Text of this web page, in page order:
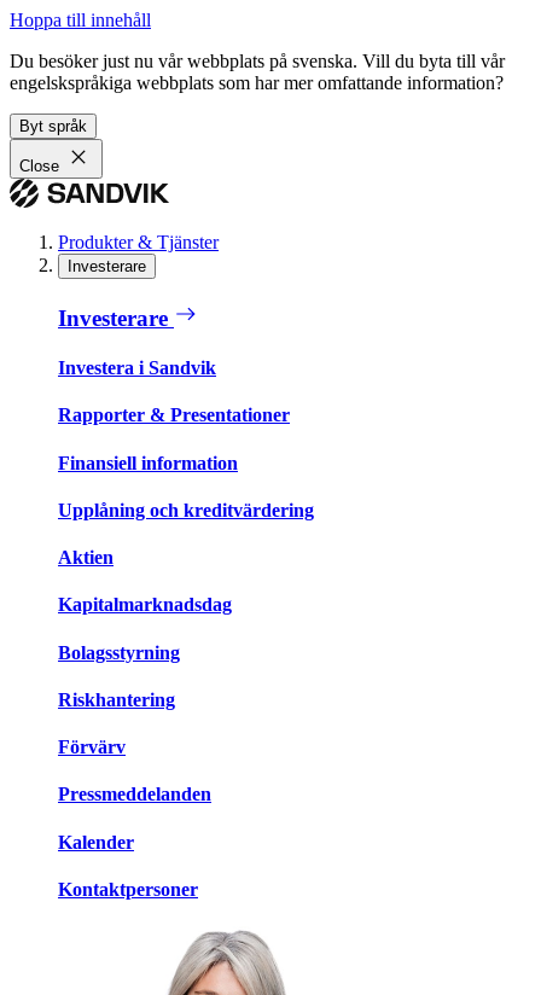
Hoppa till innehåll
Du besöker just nu vår webbplats på svenska. Vill du byta till vår
engelskspråkiga webbplats som har mer omfattande information?
Byt språk
Close
Produkter & Tjänster
Investerare
Investerare
Investera i Sandvik
Rapporter & Presentationer
Finansiell information
Upplåning och kreditvärdering
Aktien
Kapitalmarknadsdag
Bolagsstyrning
Riskhantering
Förvärv
Pressmeddelanden
Kalender
Kontaktpersoner